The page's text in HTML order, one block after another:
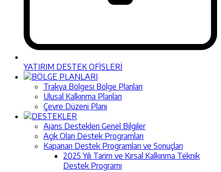
YATIRIM DESTEK OFİSLERİ
BÖLGE PLANLARI
Trakya Bölgesi Bölge Planları
Ulusal Kalkınma Planları
Çevre Düzeni Planı
DESTEKLER
Ajans Destekleri Genel Bilgiler
Açık Olan Destek Programları
Kapanan Destek Programları ve Sonuçları
2025 Yılı Tarim ve Kırsal Kalkınma Teknik
Destek Programı